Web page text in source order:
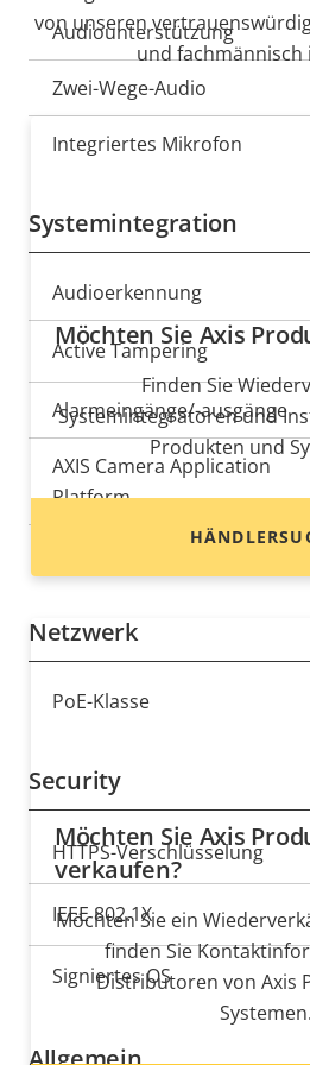
Eigentumsbeschreibung
Audiounterstützung
Zwei-Wege-Audio
Integriertes Mikrofon
Systemintegration
Eigentumsbeschreibung
Audioerkennung
Active Tampering
Alarmeingänge/-ausgänge
AXIS Camera Application
Platform
Netzwerk
Eigentumsbeschreibung
PoE-Klasse
Security
Eigentumsbeschreibung
HTTPS-Verschlüsselung
IEEE 802.1X
Signiertes OS
von unseren
und fachmännisch
Möchten Sie Axis
Finden Sie
Systemintegratoren und
Produkten und
Möchten Sie Axis
verkaufen?
Möchten Sie ein
finden Sie
Distributoren von Axis
Systemen.